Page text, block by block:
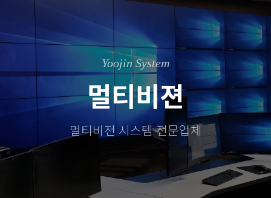
Yoojin System
멀티비젼
멀티비젼 시스템 전문업체